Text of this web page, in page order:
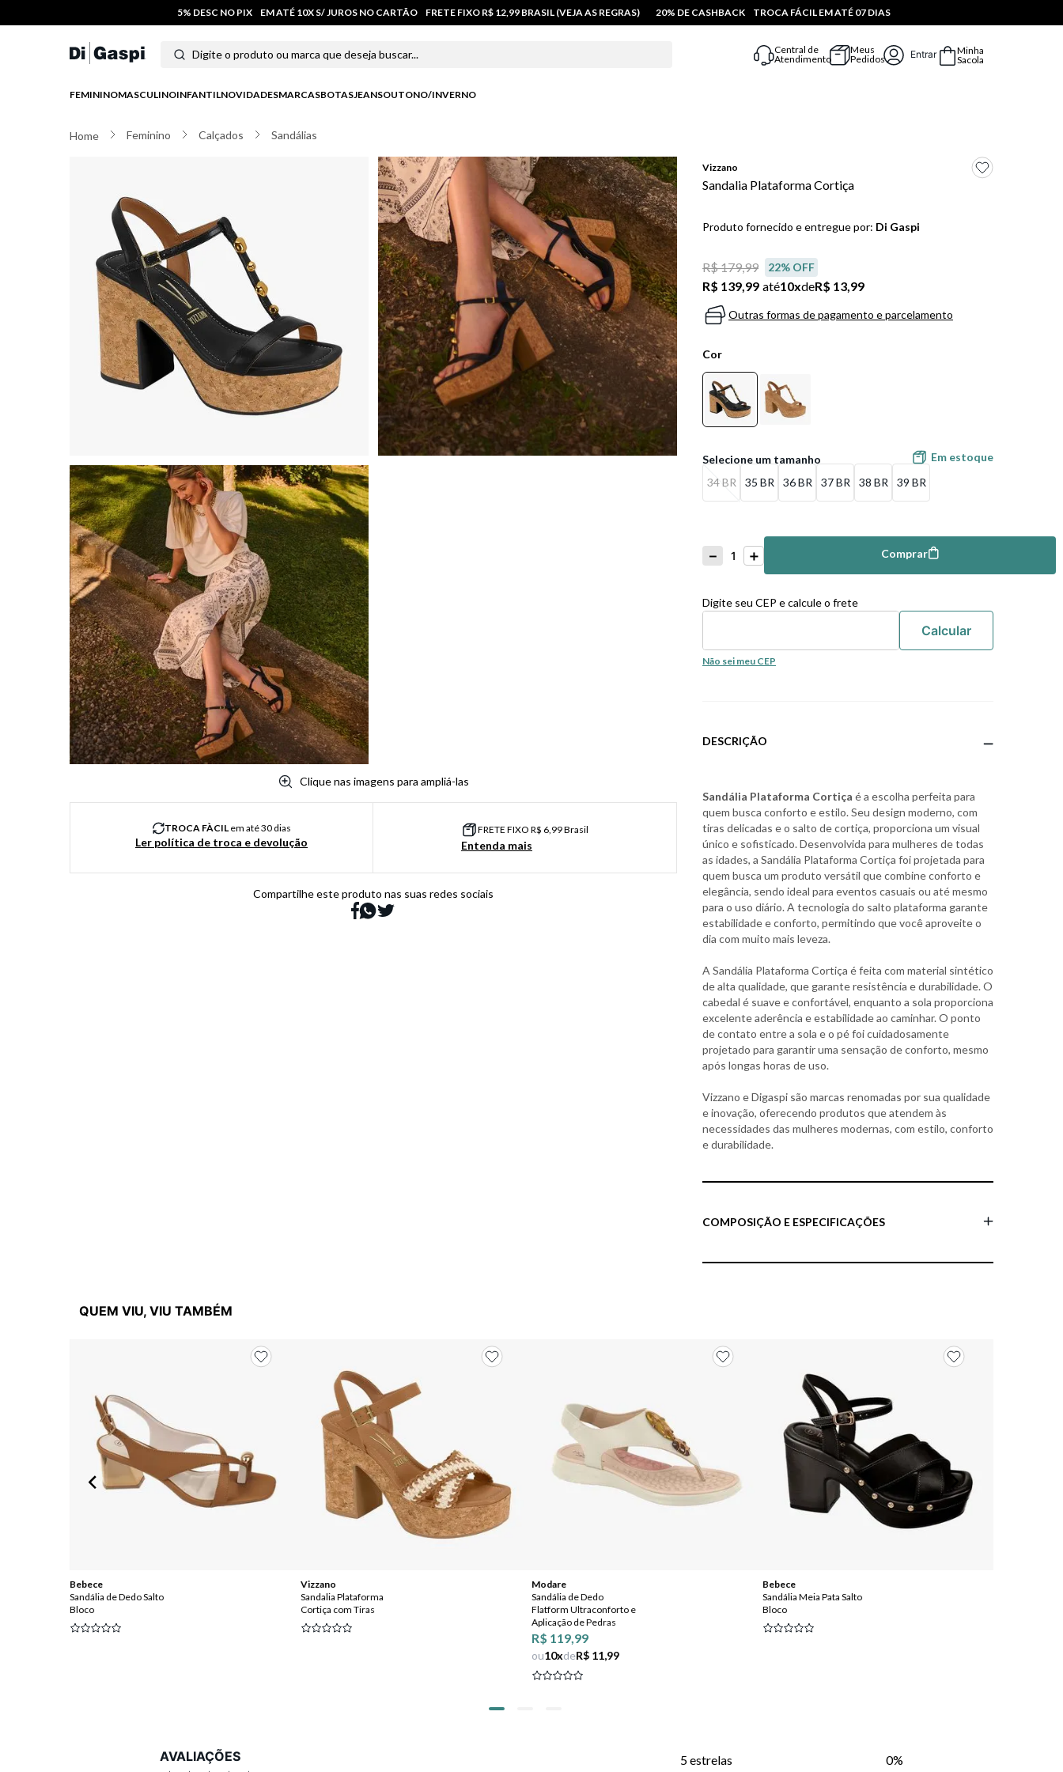
5% DESC NO PIX EM ATÉ 10X S/ JUROS NO CARTÃO FRETE FIXO R$ 12,99 BRASIL (VEJA AS REGRAS) 20% DE CASHBACK TROCA FÁCIL EM ATÉ 07 DIAS
Digite o produto ou marca que deseja buscar...
Central de
Atendimento
Meus
Pedidos
Entrar
Minha
Sacola
FEMININOMASCULINOINFANTILNOVIDADESMARCASBOTASJEANSOUTONO/INVERNO
Feminino Calçados Sandálias
Clique nas imagens para ampliá-las
TROCA FÀCILem até 30 dias
Ler política de troca e devolução
FRETE FIXO R$ 6,99 Brasil
Entenda mais
Compartilhe este produto nas suas redes sociais
Vizzano
Sandalia Plataforma Cortiça
Produto fornecido e entregue por: Di Gaspi
R$ 179,99 22% OFF
R$ 139,99 até10xdeR$ 13,99
Outras formas de pagamento e parcelamento
Cor
34 BR 35 BR 36 BR 37 BR 38 BR 39 BR
Em estoque
＋
－
Comprar Comprar
Digite seu CEP e calcule o frete
Não sei meu CEP
DESCRIÇÃO
Sandália Plataforma Cortiça é a escolha perfeita para
quem busca conforto e estilo. Seu design moderno, com
tiras delicadas e o salto de cortiça, proporciona um visual
único e sofisticado. Desenvolvida para mulheres de todas
as idades, a Sandália Plataforma Cortiça foi projetada para
quem busca um produto versátil que combine conforto e
elegância, sendo ideal para eventos casuais ou até mesmo
para o uso diário. A tecnologia do salto plataforma garante
estabilidade e conforto, permitindo que você aproveite o
dia com muito mais leveza.
A Sandália Plataforma Cortiça é feita com material sintético
de alta qualidade, que garante resistência e durabilidade. O
cabedal é suave e confortável, enquanto a sola proporciona
excelente aderência e estabilidade ao caminhar. O ponto
de contato entre a sola e o pé foi cuidadosamente
projetado para garantir uma sensação de conforto, mesmo
após longas horas de uso.
Vizzano e Digaspi são marcas renomadas por sua qualidade
e inovação, oferecendo produtos que atendem às
necessidades das mulheres modernas, com estilo, conforto
e durabilidade.
COMPOSIÇÃO E ESPECIFICAÇÕES
QUEM VIU, VIU TAMBÉM
Bebece
Sandália de Dedo Salto
Bloco
Vizzano
Sandalia Plataforma
Cortiça com Tiras
Modare
Sandália de Dedo
Flatform Ultraconforto e
Aplicação de Pedras
R$ 119,99
ou10xdeR$ 11,99
Bebece
Sandália Meia Pata Salto
Bloco
AVALIAÇÕES 5 estrelas
0%
tênis masculino
5º
6º sandalia
7º jeans
8 º chuteira
salto